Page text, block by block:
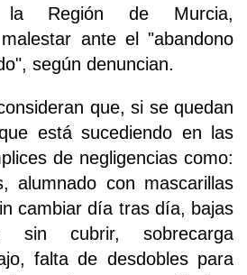
la Región de Murcia,
ante el "abandono
según denuncian.
que, si se quedan
está sucediendo en las
de negligencias como:
alumnado con mascarillas
cambiar día tras día, bajas
sin cubrir, sobrecarga
falta de desdobles para